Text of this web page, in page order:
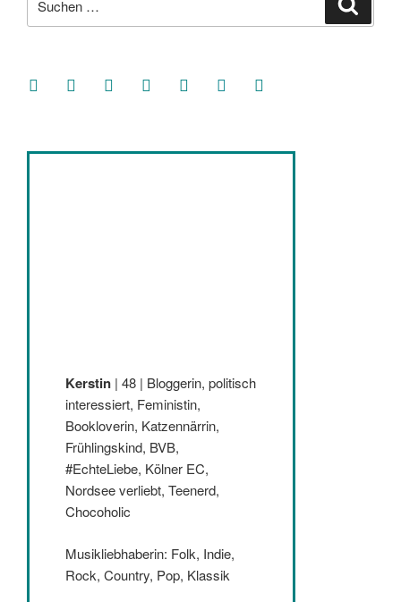
nach:
facebooksoundcloud
twitter mastodoninstagramthreads goodreads
Kerstin | 48 | Bloggerin, politisch
interessiert, Feministin,
Bookloverin, Katzennärrin,
Frühlingskind, BVB,
#EchteLiebe, Kölner EC,
Nordsee verliebt, Teenerd,
Chocoholic
Musikliebhaberin: Folk, Indie,
Rock, Country, Pop, Klassik